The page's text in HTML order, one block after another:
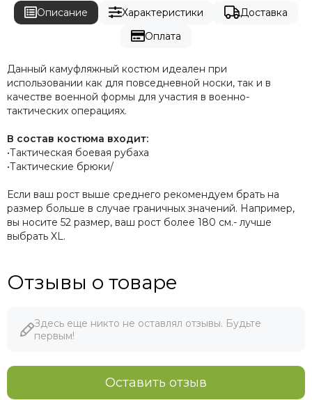
Описание Характеристики
Доставка
Оплата
Данный камуфляжный костюм идеален при
использовании как для повседневной носки, так и в
качестве военной формы для участия в военно-
тактических операциях.
В состав костюма входит:
•Тактическая боевая рубаха
•Тактические брюки/
Если ваш рост выше среднего рекомендуем брать на
размер больше в случае граничных значений. Например,
вы носите 52 размер, ваш рост более 180 см.- лучше
выбрать XL.
Отзывы о товаре
Здесь еще никто не оставлял отзывы. Будьте
первым!
Оставить отзыв